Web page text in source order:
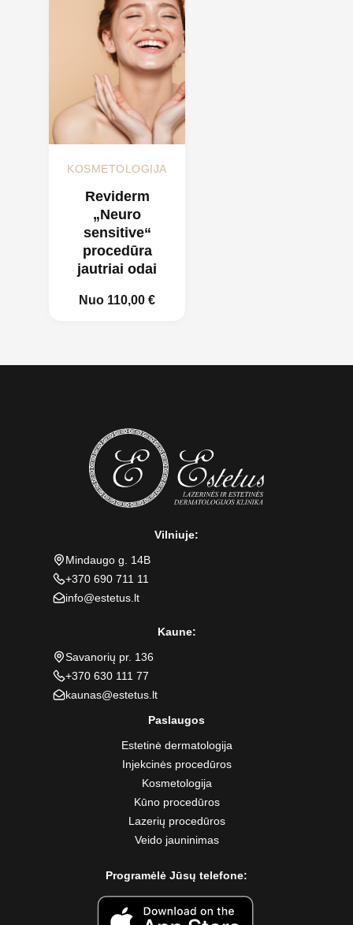
KOSMETOLOGIJA
Reviderm
„Neuro
sensitive“
procedūra
jautriai odai
Nuo 110,00 €
Vilniuje:
Mindaugo g. 14B
+370 690 711 11
info@estetus.lt
Kaune:
Savanorių pr. 136
+370 630 111 77
kaunas@estetus.lt
Paslaugos
Estetinė dermatologija
Injekcinės procedūros
Kosmetologija
Kūno procedūros
Lazerių procedūros
Veido jauninimas
Programėlė Jūsų telefone: